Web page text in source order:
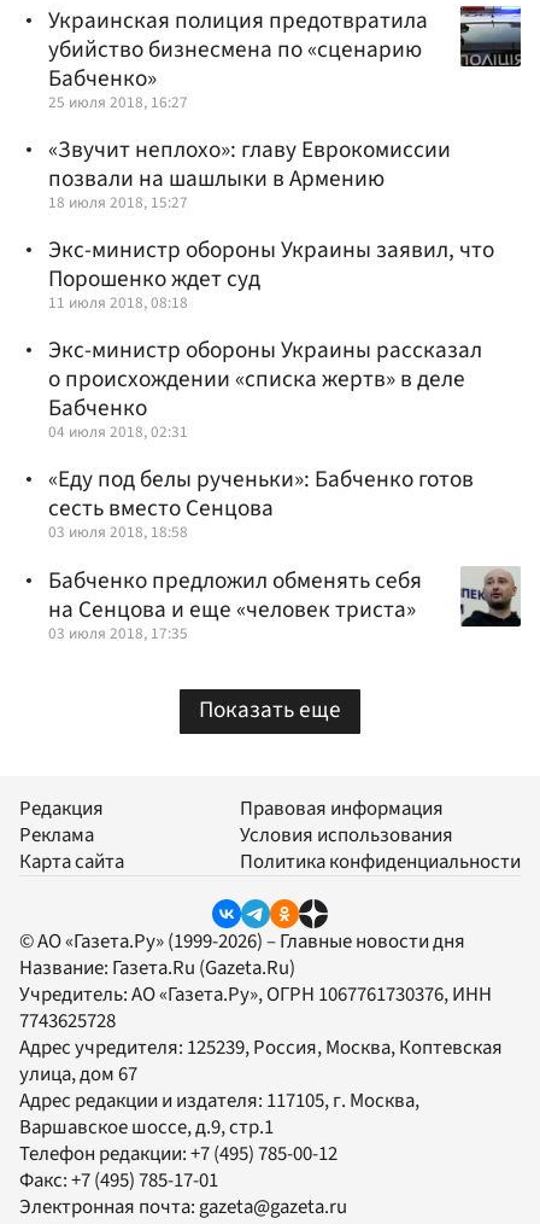
Украинская полиция предотвратила
убийство бизнесмена по «сценарию
Бабченко»
25 июля 2018, 16:27
«Звучит неплохо»: главу Еврокомиссии
позвали на шашлыки в Армению
18 июля 2018, 15:27
Экс-министр обороны Украины заявил, что
Порошенко ждет суд
11 июля 2018, 08:18
Экс-министр обороны Украины рассказал
о происхождении «списка жертв» в деле
Бабченко
04 июля 2018, 02:31
«Еду под белы рученьки»: Бабченко готов
сесть вместо Сенцова
03 июля 2018, 18:58
Бабченко предложил обменять себя
на Сенцова и еще «человек триста»
03 июля 2018, 17:35
Показать еще
Редакция
Реклама
Карта сайта
Правовая информация
Условия использования
Политика конфиденциальности
© АО «Газета.Ру» (1999-2026) – Главные новости дня
Название: Газета.Ru (Gazeta.Ru)
Учредитель:АО «Газета.Ру», ОГРН 1067761730376, ИНН
7743625728
Адрес учредителя: 125239, Россия, Москва, Коптевская
улица, дом 67
Адрес редакции и издателя: 117105, г. Москва,
Варшавское шоссе, д.9, стр.1
Телефон редакции:+7 (495) 785-00-12
Факс:+7 (495) 785-17-01
Электронная почта:gazeta@gazeta.ru